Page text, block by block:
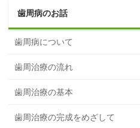
歯周病のお話
歯周病について
歯周治療の流れ
歯周治療の基本
歯周治療の完成をめざして